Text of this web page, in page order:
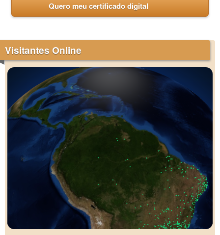
Quero meu certificado digital
Visitantes Online